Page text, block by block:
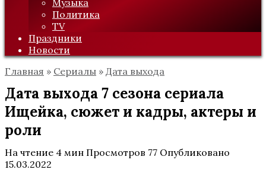
Музыка
Политика
TV
Праздники
Новости
Главная » Сериалы » Дата выхода
Дата выхода 7 сезона сериала
Ищейка, сюжет и кадры, актеры и
роли
На чтение 4 мин Просмотров 77 Опубликовано
15.03.2022